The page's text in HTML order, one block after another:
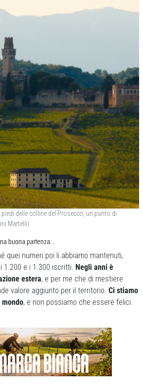
piedi delle colline del Prosecco, un punto di
Martelli)
buona partenza…
quei numeri poi li abbiamo mantenuti,
1.200 e i 1.300 iscritti. Negli anni è
estera, e per me che di mestiere
valore aggiunto per il territorio. Ci stiamo
, e non possiamo che essere felici.